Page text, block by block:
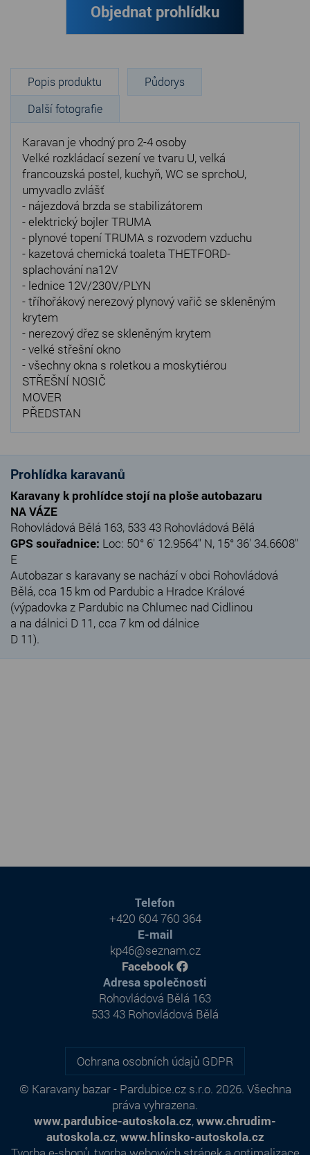
Objednat prohlídku
Popis produktu
Půdorys
Další fotografie
Karavan je vhodný pro 2-4 osoby
Velké rozkládací sezení ve tvaru U, velká
francouzská postel, kuchyň, WC se sprchoU,
umyvadlo zvlášť
- nájezdová brzda se stabilizátorem
- elektrický bojler TRUMA
- plynové topení TRUMA s rozvodem vzduchu
- kazetová chemická toaleta THETFORD-
splachování na12V
- lednice 12V/230V/PLYN
- tříhořákový nerezový plynový vařič se skleněným
krytem
- nerezový dřez se skleněným krytem
- velké střešní okno
- všechny okna s roletkou a moskytiérou
STŘEŠNÍ NOSIČ
MOVER
PŘEDSTAN
Prohlídka karavanů
Karavany k prohlídce stojí na ploše autobazaru
NA VÁZE
Rohovládová Bělá 163, 533 43 Rohovládová Bělá
GPS souřadnice: Loc: 50° 6' 12.9564" N, 15° 36' 34.6608"
E
Autobazar s karavany se nachází v obci Rohovládová
Bělá, cca 15 km od Pardubic a Hradce Králové
(výpadovka z Pardubic na Chlumec nad Cidlinou
a na dálnici D 11, cca 7 km od dálnice
D 11).
Ochrana osobních údajů GDPR
© Karavany bazar - Pardubice.cz s.r.o. 2026. Všechna
práva vyhrazena.
www.pardubice-autoskola.cz,www.chrudim-
autoskola.cz,www.hlinsko-autoskola.cz
Adresa společnosti
Rohovládová Bělá 163
533 43 Rohovládová Bělá
Telefon
+420 604 760 364
E-mail
kp46@seznam.cz
Facebook